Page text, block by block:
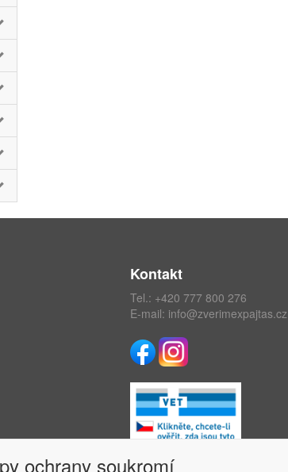
Kontakt
Tel.: +420 777 800 276
E-mail: info@zverimexpajtas.cz
ochrany soukromí